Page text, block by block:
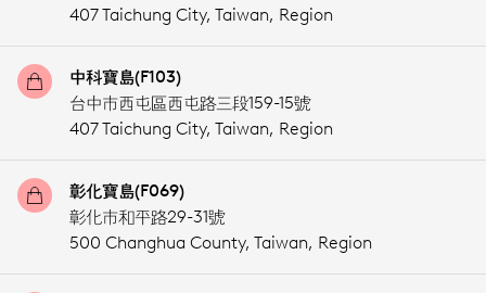
407 Taichung City, Taiwan, Region
中科寶島(F103)
台中市西屯區西屯路三段159-15號
407 Taichung City, Taiwan, Region
彰化寶島(F069)
彰化市和平路29-31號
500 Changhua County, Taiwan, Region